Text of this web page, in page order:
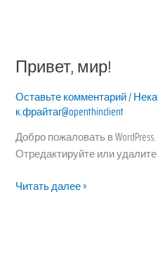
Привет, мир!
Оставьте комментарий/
к.фрайтаг@openthinclient
Добро пожаловать в
Отредактируйте или
Привет,
мир!
Читать далее »